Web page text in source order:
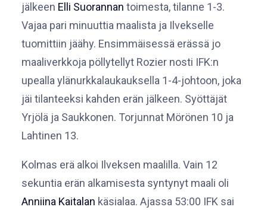
jälkeen Elli Suorannan toimesta, tilanne 1-3.
Vajaa pari minuuttia maalista ja Ilvekselle
tuomittiin jäähy. Ensimmäisessä erässä jo
maaliverkkoja pöllytellyt Rozier nosti IFK:n
upealla ylänurkkalaukauksella 1-4-johtoon, joka
jäi tilanteeksi kahden erän jälkeen. Syöttäjät
Yrjölä ja Saukkonen. Torjunnat Mörönen 10 ja
Lahtinen 13.
Kolmas erä alkoi Ilveksen maalilla. Vain 12
sekuntia erän alkamisesta syntynyt maali oli
Anniina Kaitalan käsialaa. Ajassa 53:00 IFK sai